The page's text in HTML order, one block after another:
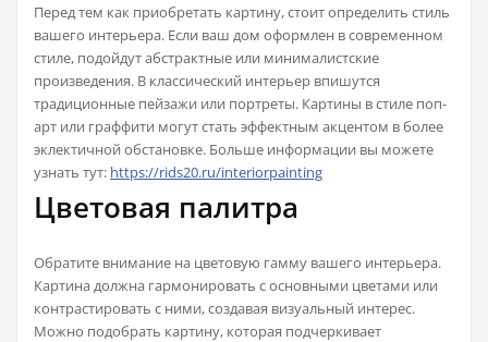
Перед тем как приобретать картину, стоит определить стиль
вашего интерьера. Если ваш дом оформлен в современном
стиле, подойдут абстрактные или минималистские
произведения. В классический интерьер впишутся
традиционные пейзажи или портреты. Картины в стиле поп-
арт или граффити могут стать эффектным акцентом в более
эклектичной обстановке. Больше информации вы можете
узнать тут: https://rids20.ru/interiorpainting
Цветовая палитра
Обратите внимание на цветовую гамму вашего интерьера.
Картина должна гармонировать с основными цветами или
контрастировать с ними, создавая визуальный интерес.
Можно подобрать картину, которая подчеркивает